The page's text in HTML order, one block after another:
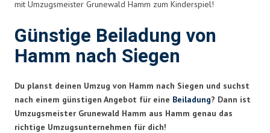
mit Umzugsmeister Grunewald Hamm zum Kinderspiel!
Günstige Beiladung von
Hamm nach Siegen
Du planst deinen Umzug von Hamm nach Siegen und suchst
nach einem günstigen Angebot für eine Beiladung? Dann ist
Umzugsmeister Grunewald Hamm aus Hamm genau das
richtige Umzugsunternehmen für dich!